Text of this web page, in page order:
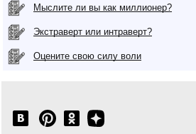
Мыслите ли вы как миллионер?
Экстраверт или интраверт?
Оцените свою силу воли